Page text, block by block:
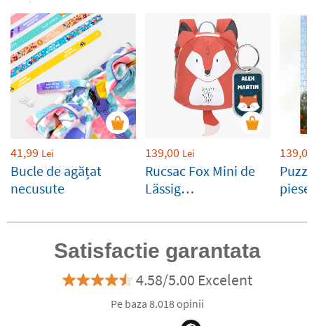
41,99 Lei
Bucle de agățat
necusute
139,00 Lei
Rucsac Fox Mini de
Lässig
139,00
piese
Satisfactie garantata
4.58/5.00 Excelent
Pe baza 8.018 opinii